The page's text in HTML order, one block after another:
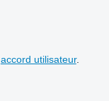
accord utilisateur.